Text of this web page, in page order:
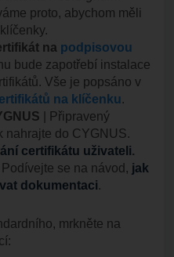
proto, abychom měli
na podpisovou
bude zapotřebí instalace
Vše je popsáno v
na klíčenku.
| Připravený
nahrajte do CYGNUS.
certifikátu uživateli.
| Podívejte se na návod, jak
dokumentaci.
mrkněte na